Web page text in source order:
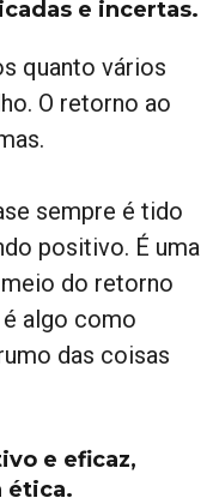
e incertas.
quanto vários
O retorno ao
sempre é tido
positivo. É uma
do retorno
algo como
das coisas
e eficaz,
ética.